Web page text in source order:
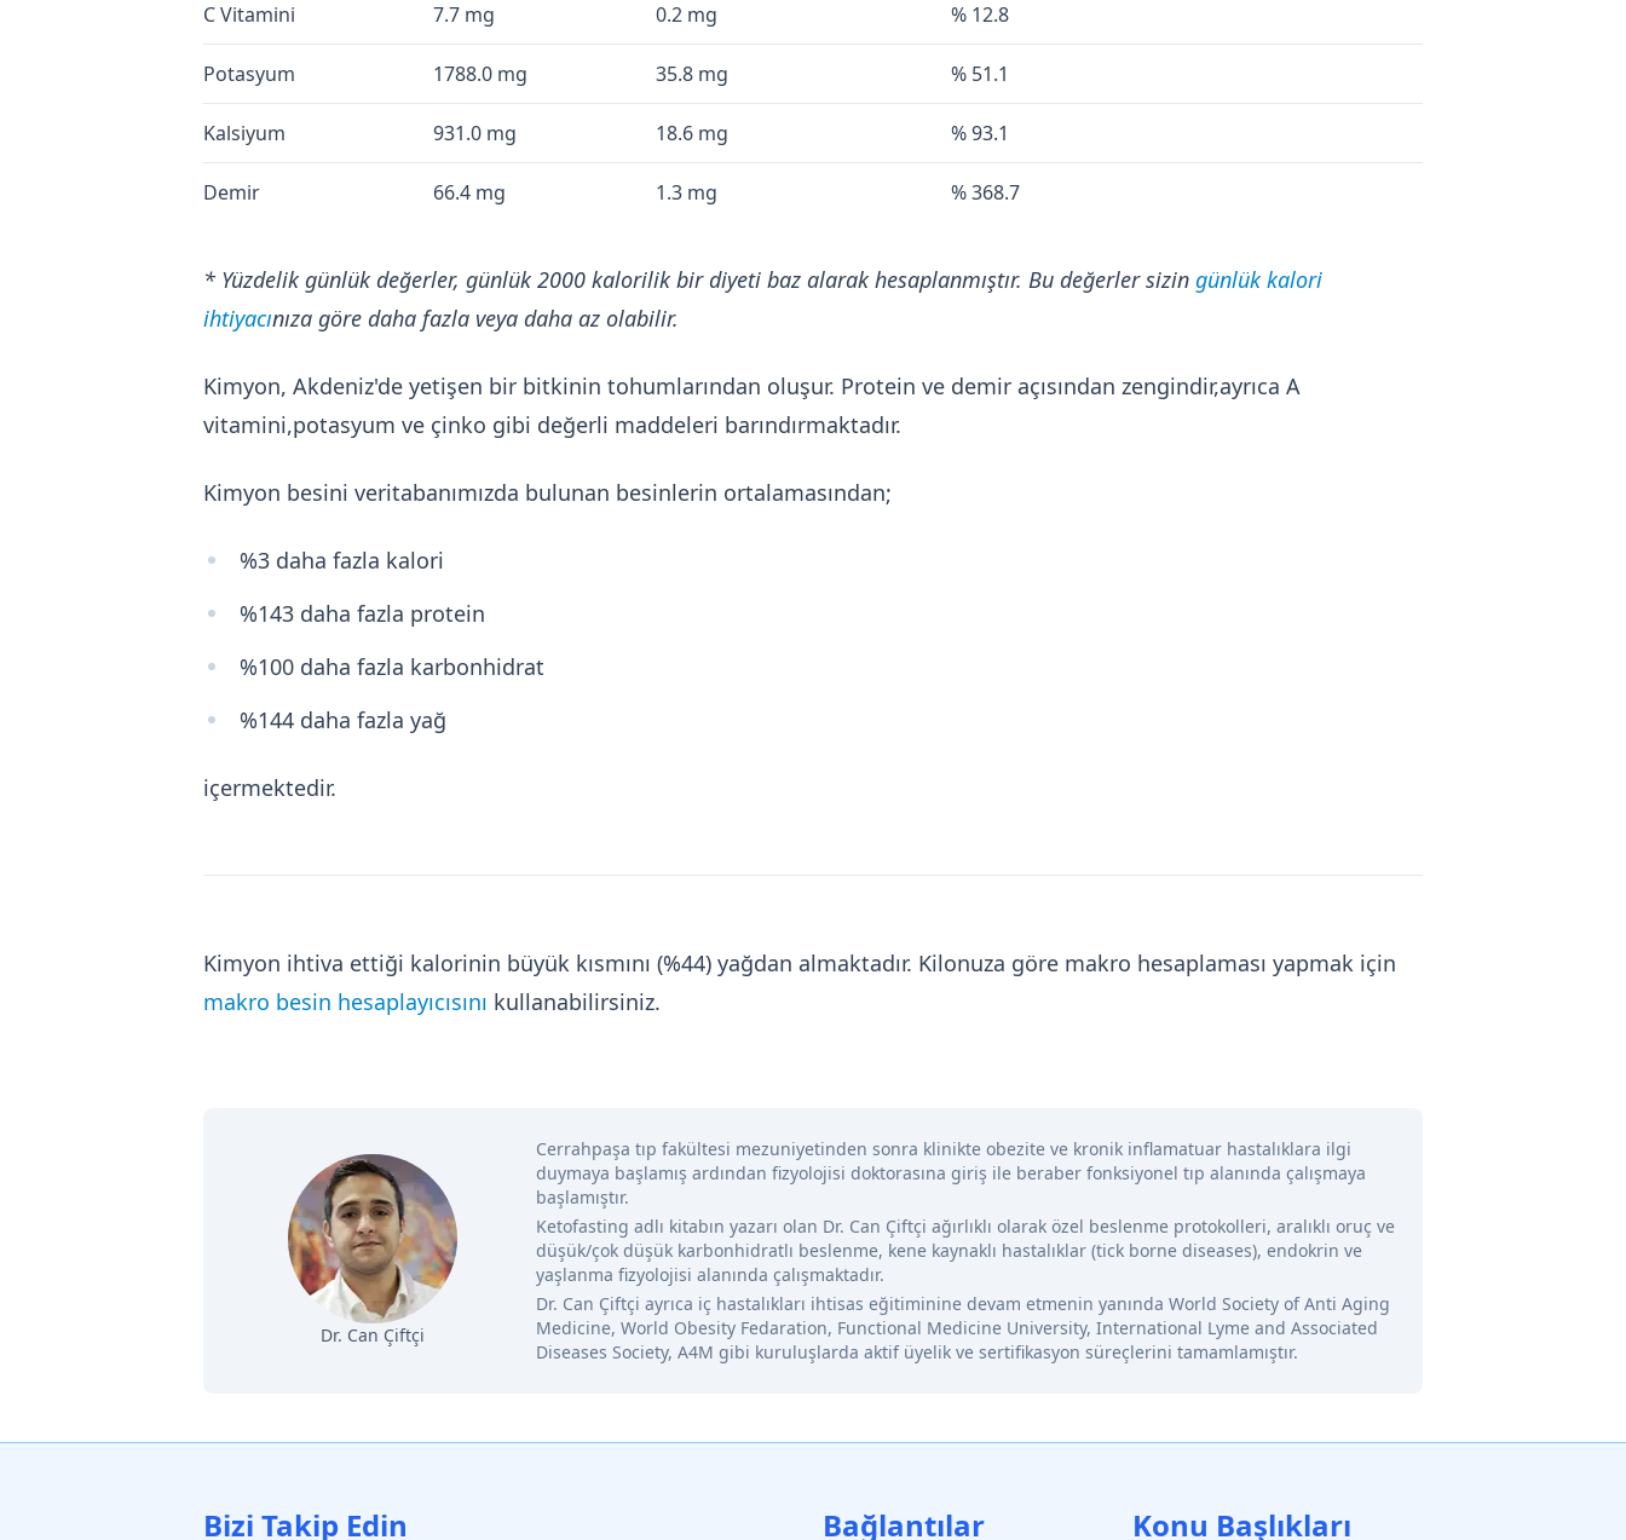
C Vitamini 7.7 mg 0.2 mg % 12.8
Potasyum 1788.0 mg 35.8 mg % 51.1
Kalsiyum 931.0 mg 18.6 mg % 93.1
Demir 66.4 mg 1.3 mg % 368.7
* Yüzdelik günlük değerler, günlük 2000 kalorilik bir diyeti baz alarak hesaplanmıştır. Bu değerler sizin günlük kalori
ihtiyacınıza göre daha fazla veya daha az olabilir.
Kimyon, Akdeniz'de yetişen bir bitkinin tohumlarından oluşur. Protein ve demir açısından zengindir,ayrıca A
vitamini,potasyum ve çinko gibi değerli maddeleri barındırmaktadır.
Kimyon besini veritabanımızda bulunan besinlerin ortalamasından;
%3 daha fazla kalori
%143 daha fazla protein
%100 daha fazla karbonhidrat
%144 daha fazla yağ
içermektedir.
Kimyon ihtiva ettiği kalorinin büyük kısmını (%44) yağdan almaktadır. Kilonuza göre makro hesaplaması yapmak için
makro besin hesaplayıcısını kullanabilirsiniz.
Dr. Can Çiftçi
Cerrahpaşa tıp fakültesi mezuniyetinden sonra klinikte obezite ve kronik inflamatuar hastalıklara ilgi
duymaya başlamış ardından fizyolojisi doktorasına giriş ile beraber fonksiyonel tıp alanında çalışmaya
başlamıştır.
Ketofasting adlı kitabın yazarı olan Dr. Can Çiftçi ağırlıklı olarak özel beslenme protokolleri, aralıklı oruç ve
düşük/çok düşük karbonhidratlı beslenme, kene kaynaklı hastalıklar (tick borne diseases), endokrin ve
yaşlanma fizyolojisi alanında çalışmaktadır.
Dr. Can Çiftçi ayrıca iç hastalıkları ihtisas eğitiminine devam etmenin yanında World Society of Anti Aging
Medicine, World Obesity Fedaration, Functional Medicine University, International Lyme and Associated
Diseases Society, A4M gibi kuruluşlarda aktif üyelik ve sertifikasyon süreçlerini tamamlamıştır.
Bizi Takip Edin Bağlantılar Konu Başlıkları